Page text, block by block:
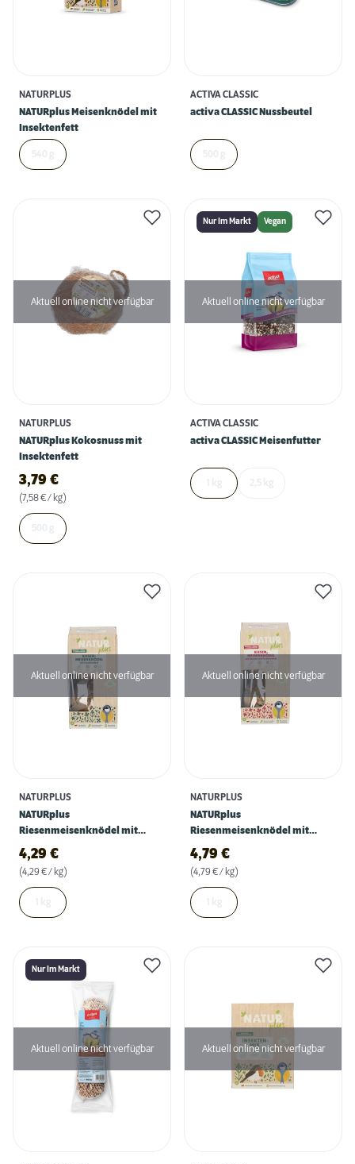
NATURPLUS
NATURplus Meisenknödel mit
Insektenfett
ACTIVA CLASSIC
activa CLASSIC Nussbeutel
Aktuell online nicht verfügbar
NATURPLUS
NATURplus Kokosnuss mit
Insektenfett
3,79 €
(7,58 € / kg)
Nur Im Markt Vegan
Aktuell online nicht verfügbar
ACTIVA CLASSIC
activa CLASSIC Meisenfutter
Aktuell online nicht verfügbar
NATURPLUS
NATURplus
Riesenmeisenknödel mit
Insektenfett
4,29 €
(4,29 € / kg)
Aktuell online nicht verfügbar
NATURPLUS
NATURplus
Riesenmeisenknödel mit
Beeren und Insektenfett
4,79 €
(4,79 € / kg)
Nur Im Markt
Aktuell online nicht verfügbar Aktuell online nicht verfügbar